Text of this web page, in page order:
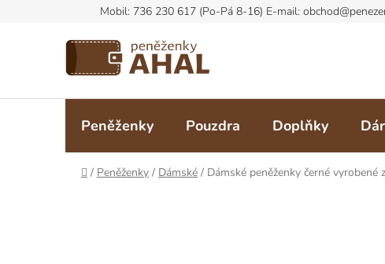
Peněženky Pouzdra Doplňky
Domů
/ Peněženky / Dámské / Dámské peněženky černé vyrobené